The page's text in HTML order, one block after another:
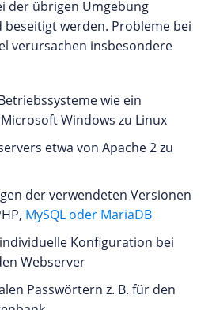
der übrigen Umgebung
werden. Probleme bei
verursachen insbesondere
wie ein
Windows zu Linux
etwa von Apache 2 zu
der verwendeten Versionen
MySQL oder MariaDB
Konfiguration bei
Webserver
Passwörtern z. B. für den